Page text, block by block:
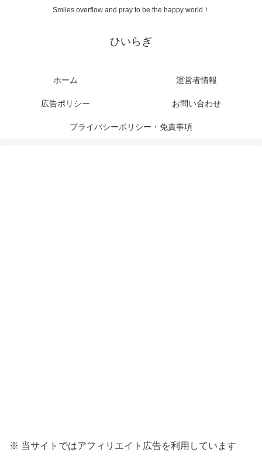
Smiles overflow and pray to be the happy world！
ひいらぎ
ホーム 運営者情報
広告ポリシー お問い合わせ
プライバシーポリシー・免責事項
※ 当サイトではアフィリエイト広告を利用しています